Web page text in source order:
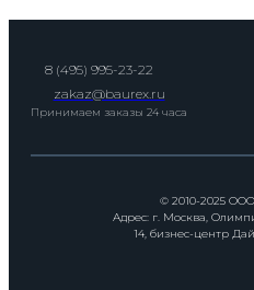
8 (495) 995-23-22
zakaz@baurex.ru
Принимаем заказы 24 часа
© 2010-2025 ООО
Адрес: г. Москва,
14, бизнес-центр